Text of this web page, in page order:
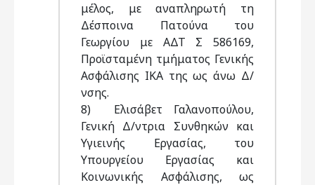
μέλος, με αναπληρωτή τη
Δέσποινα Πατούνα του
Γεωργίου με ΑΔΤ Σ 586169,
Προϊσταμένη τμήματος Γενικής
Ασφάλισης ΙΚΑ της ως άνω Δ/
νσης.
8) Ελισάβετ Γαλανοπούλου,
Γενική Δ/ντρια Συνθηκών και
Υγιεινής Εργασίας, του
Υπουργείου Εργασίας και
Κοινωνικής Ασφάλισης, ως